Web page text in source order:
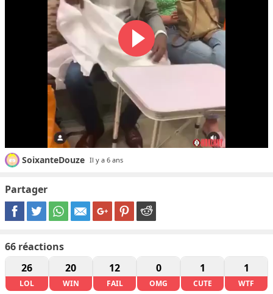
SoixanteDouze Il y a 6 ans
Partager
66 réactions
26
LOL
20
WIN
12
FAIL
0
OMG
1
CUTE
1
WTF